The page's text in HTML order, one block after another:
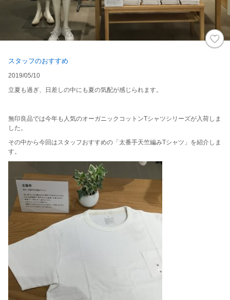
スタッフのおすすめ
2019/05/10
立夏も過ぎ、日差しの中にも夏の気配が感じられます。
無印良品では今年も人気のオーガニックコットンTシャツシリーズが入荷しま
した。
その中から今回はスタッフおすすめの「太番手天竺編みTシャツ」を紹介しま
す。